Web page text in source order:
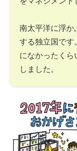
南太平洋に浮か
する独立国です
になかったくら
しました。